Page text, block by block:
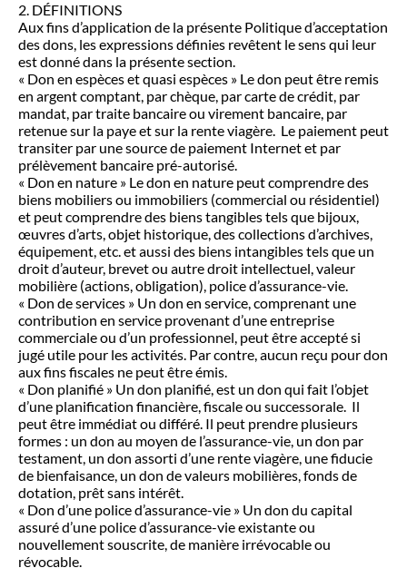
2. DÉFINITIONS
Aux fins d’application de la présente Politique d’acceptation
des dons, les expressions définies revêtent le sens qui leur
est donné dans la présente section.
« Don en espèces et quasi espèces » Le don peut être remis
en argent comptant, par chèque, par carte de crédit, par
mandat, par traite bancaire ou virement bancaire, par
retenue sur la paye et sur la rente viagère. Le paiement peut
transiter par une source de paiement Internet et par
prélèvement bancaire pré-autorisé.
« Don en nature » Le don en nature peut comprendre des
biens mobiliers ou immobiliers (commercial ou résidentiel)
et peut comprendre des biens tangibles tels que bijoux,
œuvres d’arts, objet historique, des collections d’archives,
équipement, etc. et aussi des biens intangibles tels que un
droit d’auteur, brevet ou autre droit intellectuel, valeur
mobilière (actions, obligation), police d’assurance-vie.
« Don de services » Un don en service, comprenant une
contribution en service provenant d’une entreprise
commerciale ou d’un professionnel, peut être accepté si
jugé utile pour les activités. Par contre, aucun reçu pour don
aux fins fiscales ne peut être émis.
« Don planifié » Un don planifié, est un don qui fait l’objet
d’une planification financière, fiscale ou successorale. Il
peut être immédiat ou différé. Il peut prendre plusieurs
formes : un don au moyen de l’assurance-vie, un don par
testament, un don assorti d’une rente viagère, une fiducie
de bienfaisance, un don de valeurs mobilières, fonds de
dotation, prêt sans intérêt.
« Don d’une police d’assurance-vie » Un don du capital
assuré d’une police d’assurance-vie existante ou
nouvellement souscrite, de manière irrévocable ou
révocable.